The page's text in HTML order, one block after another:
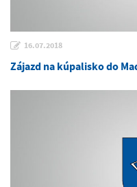
16.07.2018
Zájazd na kúpalisko do